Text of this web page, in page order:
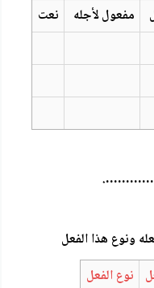
مفعول لأجله
نعت
ونوع هذا الفعل
نوع الفعل